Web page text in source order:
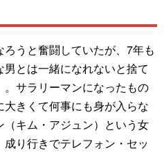
うと奮闘していたが、7年も
とは一緒になれないと捨て
サラリーマンになったもの
きくて何事にも身が入らな
キム・アジュン）という女
り行きでテレフォン・セッ